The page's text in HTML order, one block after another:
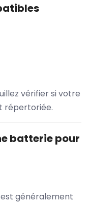
vérifier si votre
répertoriée.
batterie pour
généralement